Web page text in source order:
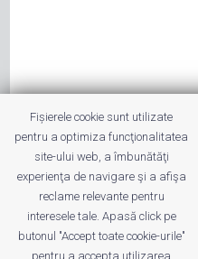
Fișierele cookie sunt utilizate
pentru a optimiza funcţionalitatea
site-ului web, a îmbunătăţi
experienţa de navigare şi a afişa
reclame relevante pentru
interesele tale. Apasă click pe
butonul "Accept toate cookie-urile"
pentru a accepta utilizarea